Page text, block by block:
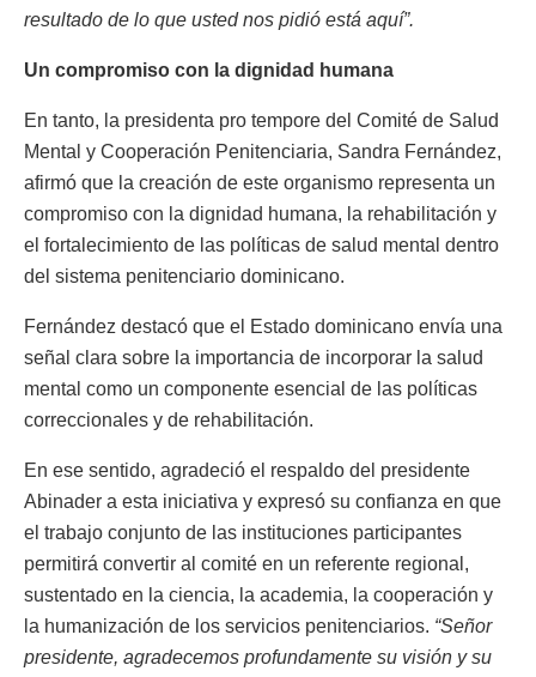
resultado de lo que usted nos pidió está aquí”.
Un compromiso con la dignidad humana
En tanto, la presidenta pro tempore del Comité de Salud
Mental y Cooperación Penitenciaria, Sandra Fernández,
afirmó que la creación de este organismo representa un
compromiso con la dignidad humana, la rehabilitación y
el fortalecimiento de las políticas de salud mental dentro
del sistema penitenciario dominicano.
Fernández destacó que el Estado dominicano envía una
señal clara sobre la importancia de incorporar la salud
mental como un componente esencial de las políticas
correccionales y de rehabilitación.
En ese sentido, agradeció el respaldo del presidente
Abinader a esta iniciativa y expresó su confianza en que
el trabajo conjunto de las instituciones participantes
permitirá convertir al comité en un referente regional,
sustentado en la ciencia, la academia, la cooperación y
la humanización de los servicios penitenciarios. “Señor
presidente, agradecemos profundamente su visión y su